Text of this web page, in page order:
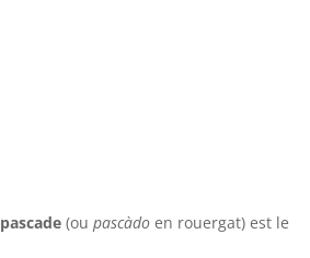
pascade (oupascàdo en rouergat) est le